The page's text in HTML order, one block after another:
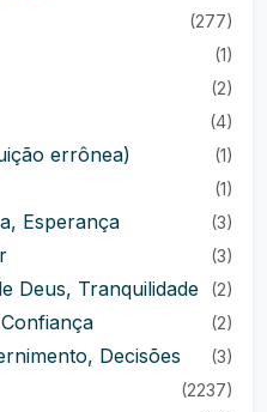
(277)
(1)
(2)
(4)
errônea) (1)
(1)
Esperança (3)
(3)
Deus, Tranquilidade (2)
(2)
Decisões (3)
(2237)